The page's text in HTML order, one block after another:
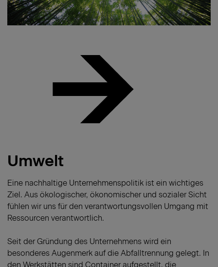
Umwelt
Eine nachhaltige Unternehmenspolitik ist ein wichtiges
Ziel. Aus ökologischer, ökonomischer und sozialer Sicht
fühlen wir uns für den verantwortungsvollen Umgang mit
Ressourcen verantwortlich.
Seit der Gründung des Unternehmens wird ein
besonderes Augenmerk auf die Abfalltrennung gelegt. In
den Werkstätten sind Container aufgestellt, die